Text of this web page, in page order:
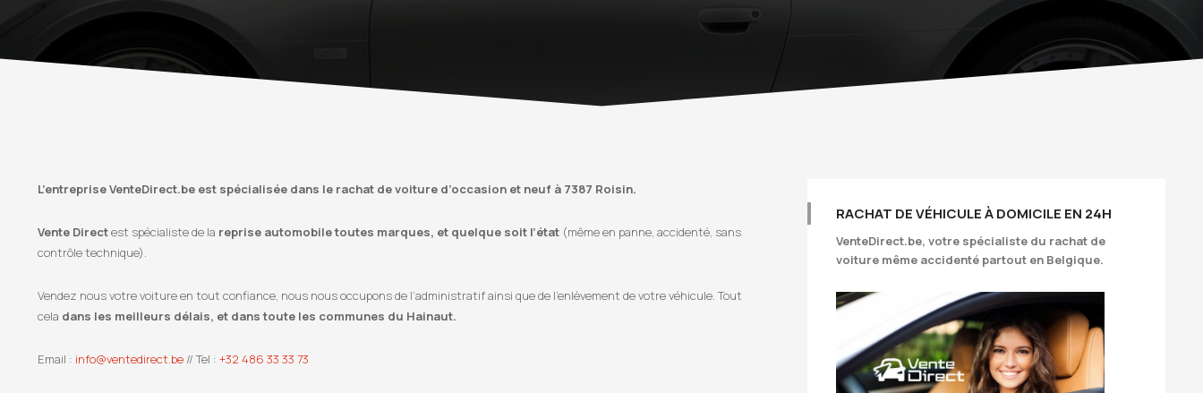
L’entreprise VenteDirect.be est spécialisée dans le rachat de voiture d’occasion et neuf à 7387 Roisin.
Vente Directest spécialiste de la reprise automobile toutes marques, et quelque soit l’état (même en panne, accidenté, sans
contrôle technique).
Vendez nous votre voiture en tout confiance, nous nous occupons de l’administratif ainsi que de l’enlèvement de votre véhicule. Tout
cela dans les meilleurs délais, et dans toute les communes du Hainaut.
Email : info@ventedirect.be // Tel : +32 486 33 33 73
RACHAT DE VÉHICULE À DOMICILE EN 24H
VenteDirect.be, votre spécialiste du rachat de
voiture même accidenté partout en Belgique.